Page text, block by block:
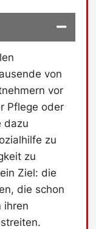
von
vor
Pflege oder
dazu
zu
zu
Ziel: die
die schon
ihren